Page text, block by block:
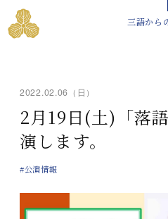
三語から
2022.02.06（日）
2月19日(土)「落
演します。
#公演情報